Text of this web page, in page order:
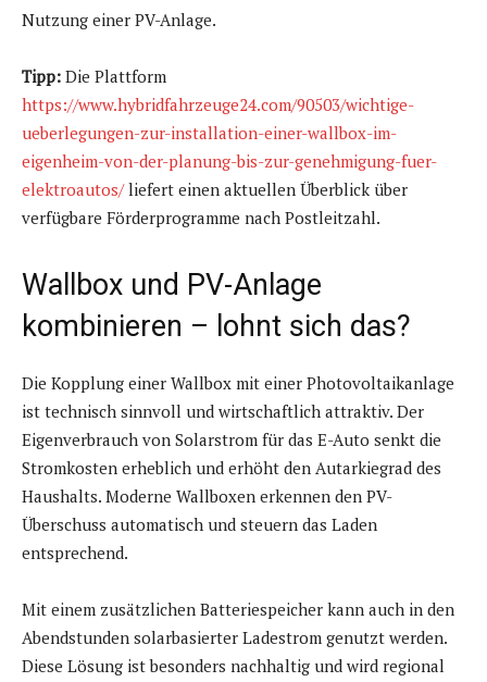
Nutzung einer PV-Anlage.
Tipp: Die Plattform
https://www.hybridfahrzeuge24.com/90503/wichtige-
ueberlegungen-zur-installation-einer-wallbox-im-
eigenheim-von-der-planung-bis-zur-genehmigung-fuer-
elektroautos/liefert einen aktuellen Überblick über
verfügbare Förderprogramme nach Postleitzahl.
Wallbox und PV-Anlage
kombinieren – lohnt sich das?
Die Kopplung einer Wallbox mit einer Photovoltaikanlage
ist technisch sinnvoll und wirtschaftlich attraktiv. Der
Eigenverbrauch von Solarstrom für das E-Auto senkt die
Stromkosten erheblich und erhöht den Autarkiegrad des
Haushalts. Moderne Wallboxen erkennen den PV-
Überschuss automatisch und steuern das Laden
entsprechend.
Mit einem zusätzlichen Batteriespeicher kann auch in den
Abendstunden solarbasierter Ladestrom genutzt werden.
Diese Lösung ist besonders nachhaltig und wird regional